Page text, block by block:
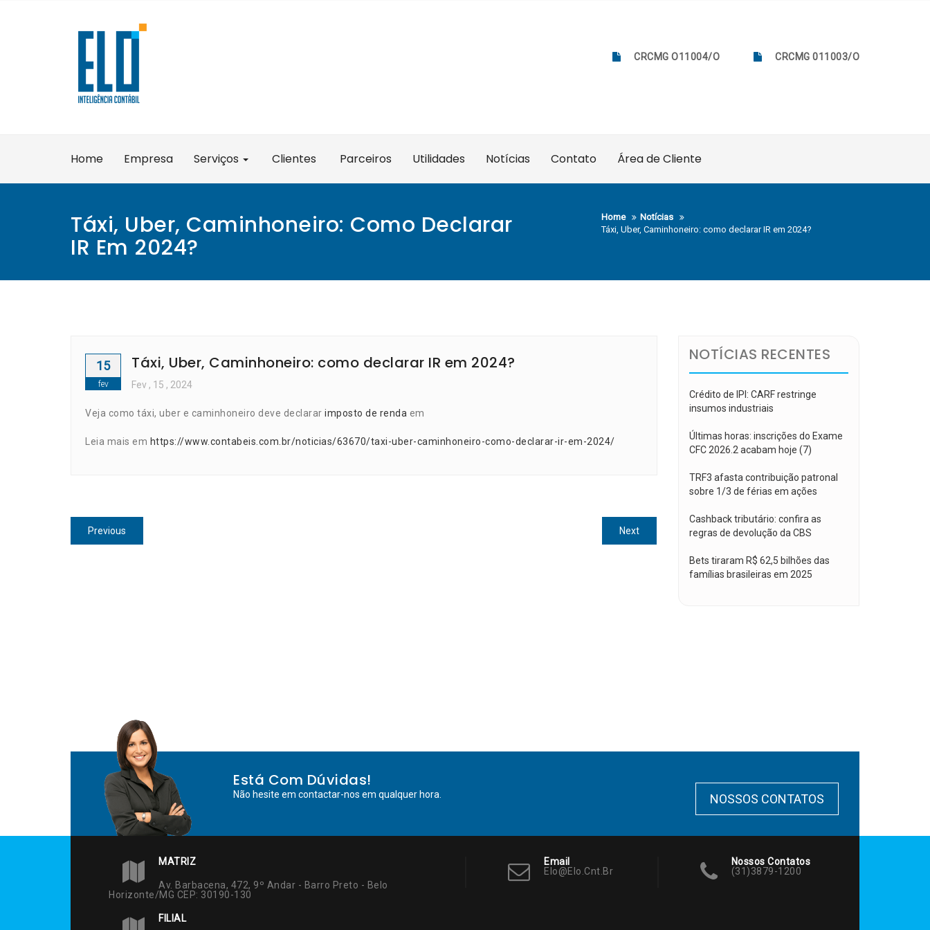
CRCMG O11004/O CRCMG 011003/O
Home Empresa Serviços Clientes Parceiros Utilidades Notícias Contato Área de Cliente
Táxi, Uber, Caminhoneiro: Como Declarar
IR Em 2024?
Home
Notícias
Táxi, Uber, Caminhoneiro: como declarar IR em 2024?
15
fev
Táxi, Uber, Caminhoneiro: como declarar IR em 2024?
Fev , 15 , 2024
Veja como táxi, uber e caminhoneiro deve declarar imposto de renda em
Leia mais em https://www.contabeis.com.br/noticias/63670/taxi-uber-caminhoneiro-como-declarar-ir-em-2024/
Navegação
de
Previous
post:
NextNext
post:
NOTÍCIAS RECENTES
Crédito de IPI: CARF restringe
insumos industriais
Últimas horas: inscrições do Exame
CFC 2026.2 acabam hoje (7)
TRF3 afasta contribuição patronal
sobre 1/3 de férias em ações
Cashback tributário: confira as
regras de devolução da CBS
Bets tiraram R$ 62,5 bilhões das
famílias brasileiras em 2025
Está Com Dúvidas!
Não hesite em contactar-nos em qualquer hora. NOSSOS CONTATOS
MATRIZ
Av. Barbacena, 472, 9º Andar - Barro Preto - Belo
Horizonte/MG CEP: 30190-130
FILIAL
Email
Elo@elo.cnt.br
Nossos Contatos
(31)3879-1200